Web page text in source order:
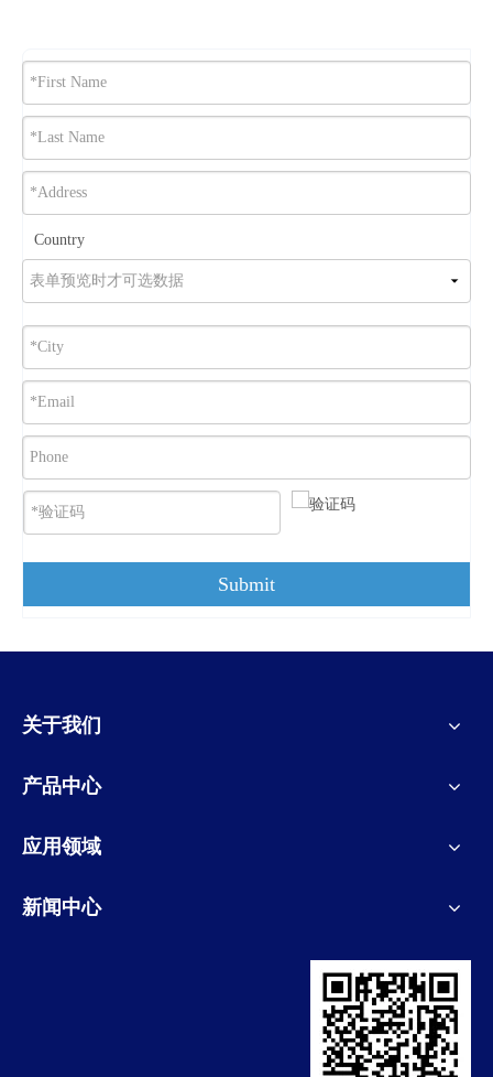
Country
Submit
关于我们
产品中心
应用领域
新闻中心